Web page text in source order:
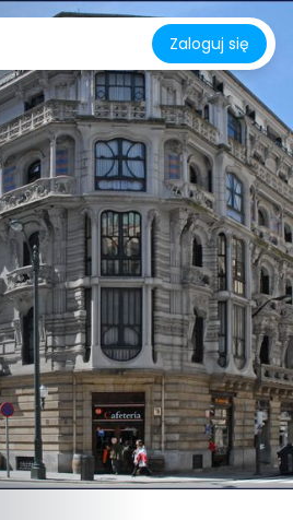
Zaloguj się